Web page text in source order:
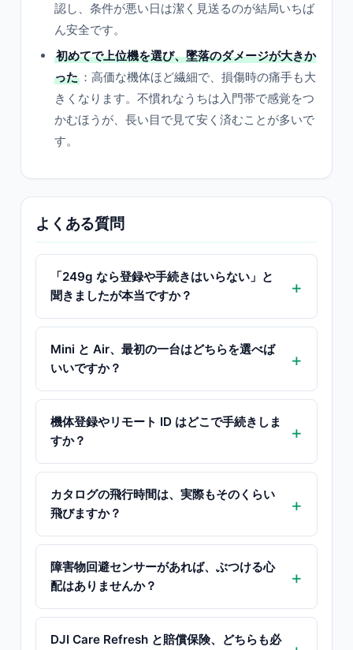
認し、条件が悪い日は潔く見送るのが結局いちば
ん安全です。
初めてで上位機を選び、墜落のダメージが大きか
った ：高価な機体ほど繊細で、損傷時の痛手も大
きくなります。不慣れなうちは入門帯で感覚をつ
かむほうが、長い目で見て安く済むことが多いで
す。
よくある質問
「249g なら登録や手続きはいらない」と
聞きましたが本当ですか？
Mini と Air、最初の一台はどちらを選べば
いいですか？
機体登録やリモート ID はどこで手続きしま
すか？
カタログの飛行時間は、実際もそのくらい
飛びますか？
障害物回避センサーがあれば、ぶつける心
配はありませんか？
DJI Care Refresh と賠償保険、どちらも必